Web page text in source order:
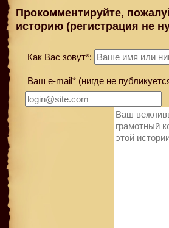
Прокомментируйте,
историю (регистрация не
Как Вас зовут*:
Ваш e-mail* (нигде не